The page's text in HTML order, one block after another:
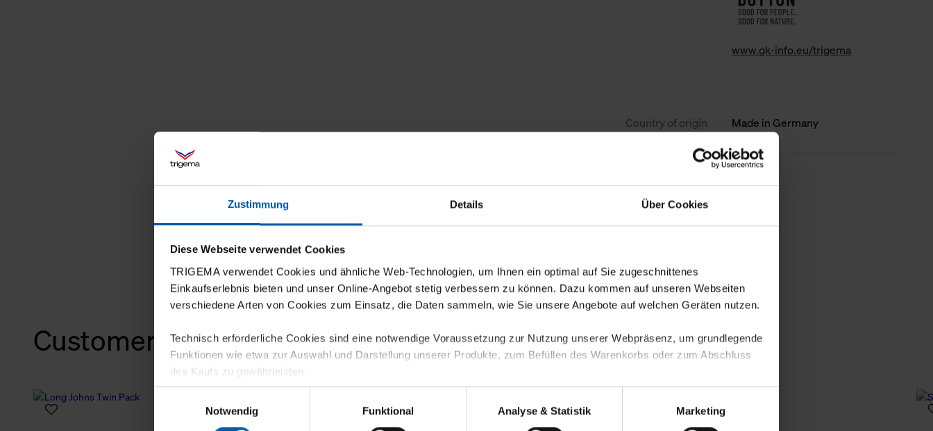
Zustimmung Details Über Cookies
Diese Webseite verwendet Cookies
TRIGEMA verwendet Cookies und ähnliche Web-Technologien, um Ihnen ein optimal auf Sie zugeschnittenes
Einkaufserlebnis bieten und unser Online-Angebot stetig verbessern zu können. Dazu kommen auf unseren Webseiten
verschiedene Arten von Cookies zum Einsatz, die Daten sammeln, wie Sie unsere Angebote auf welchen Geräten nutzen.
Technisch erforderliche Cookies sind eine notwendige Voraussetzung zur Nutzung unserer Webpräsenz, um grundlegende
Funktionen wie etwa zur Auswahl und Darstellung unserer Produkte, zum Befüllen des Warenkorbs oder zum Abschluss
des Kaufs zu gewährleisten.
Für die Darstellung personalisierter Angebote, Anzeigen und Inhalte aufgrund Ihres Nutzerverhaltens und Ihres Profils
sowie für Marketing-, Statistik- und Tracking-Zwecke zur Analyse und Optimierung unserer Webpräsenz speichern wir
Notwendig
Funktional Analyse & Statistik Marketing
www.gk-info.eu/trigema
Country of origin Made in Germany
less information
Customers also bought